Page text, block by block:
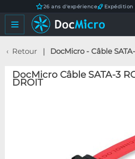
26 ans d'expérience Expédition
Retour DocMicro - Câble SATA-
DocMicro Câble SATA-3
DROIT